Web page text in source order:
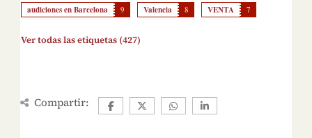
audiciones en Barcelona 9 Valencia 8 VENTA 7
Ver todas las etiquetas (427)
Compartir: